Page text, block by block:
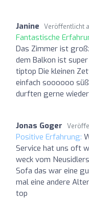
Janine Veröffentlicht
Fantastische
Das Zimmer ist
dem Balkon ist
tiptop Die kleinen
einfach soooooo
durften gerne wieder
Jonas Goger
Positive Erfahrung:
Service hat uns oft
weck vom
Sofa das war eine
mal eine andere
top